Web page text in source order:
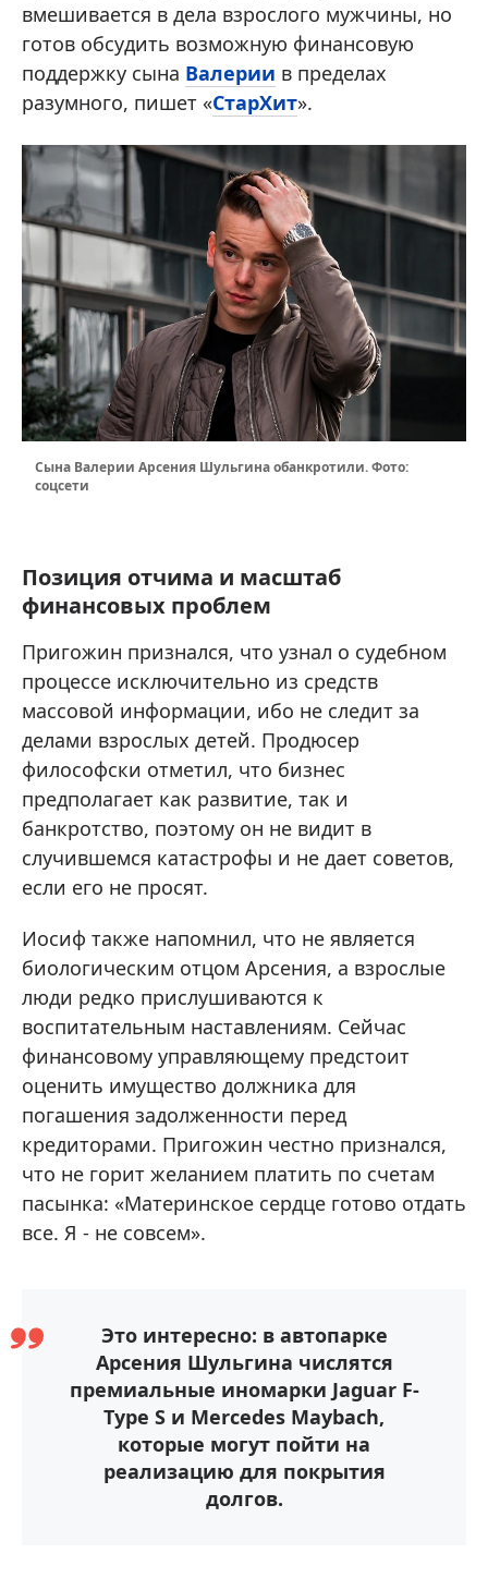
вмешивается в дела взрослого мужчины, но
готов обсудить возможную финансовую
поддержку сына Валерии в пределах
разумного, пишет «СтарХит».
Сына Валерии Арсения Шульгина обанкротили. Фото:
соцсети
Позиция отчима и масштаб
финансовых проблем
Пригожин признался, что узнал о судебном
процессе исключительно из средств
массовой информации, ибо не следит за
делами взрослых детей. Продюсер
философски отметил, что бизнес
предполагает как развитие, так и
банкротство, поэтому он не видит в
случившемся катастрофы и не дает советов,
если его не просят.
Иосиф также напомнил, что не является
биологическим отцом Арсения, а взрослые
люди редко прислушиваются к
воспитательным наставлениям. Сейчас
финансовому управляющему предстоит
оценить имущество должника для
погашения задолженности перед
кредиторами. Пригожин честно признался,
что не горит желанием платить по счетам
пасынка: «Материнское сердце готово отдать
все. Я - не совсем».
Это интересно: в автопарке
Арсения Шульгина числятся
премиальные иномарки Jaguar F-
Type S и Mercedes Maybach,
которые могут пойти на
реализацию для покрытия
долгов.